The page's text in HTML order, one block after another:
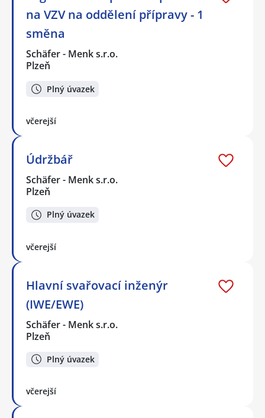
na VZV na oddělení přípravy - 1
směna
Schäfer - Menk s.r.o.
Plzeň
Plný úvazek
včerejší
Údržbář
Schäfer - Menk s.r.o.
Plzeň
Plný úvazek
včerejší
Hlavní svařovací inženýr
(IWE/EWE)
Schäfer - Menk s.r.o.
Plzeň
Plný úvazek
včerejší